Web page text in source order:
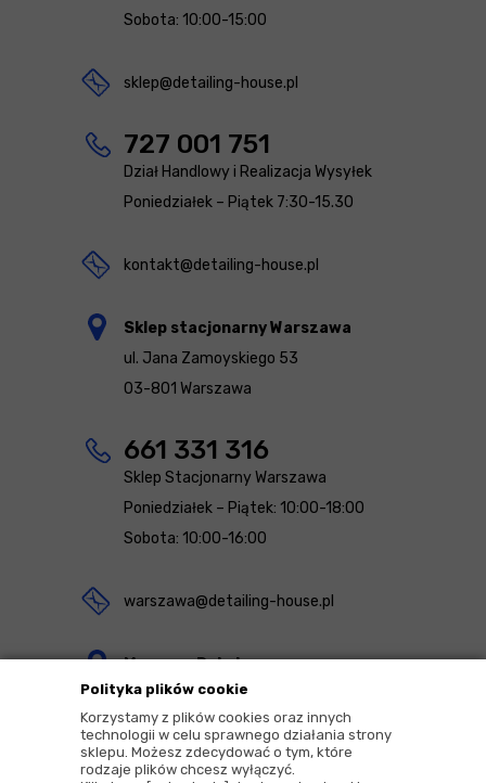
Polityka plików cookie
Korzystamy z plików cookies oraz innych
technologii w celu sprawnego działania strony
sklepu. Możesz zdecydować o tym, które
rodzaje plików chcesz wyłączyć.
Sobota: 10:00-15:00
sklep@detailing-house.pl
727 001 751
Dział Handlowy i Realizacja Wysyłek
Poniedziałek – Piątek 7:30-15.30
kontakt@detailing-house.pl
Sklep stacjonarny Warszawa
ul. Jana Zamoyskiego 53
03-801 Warszawa
661 331 316
Sklep Stacjonarny Warszawa
Poniedziałek – Piątek: 10:00-18:00
Sobota: 10:00-16:00
warszawa@detailing-house.pl
Magazyn Rekcin
Nomos Sp. z o.o. sp.k.
ul. Agrestowa 1
83-010 Rekcin